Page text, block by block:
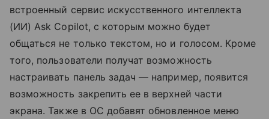
встроенный сервис искусственного интеллекта
(ИИ) Ask Copilot, с которым можно будет
общаться не только текстом, но и голосом. Кроме
того, пользователи получат возможность
настраивать панель задач — например, появится
возможность закрепить ее в верхней части
экрана. Также в ОС добавят обновленное меню